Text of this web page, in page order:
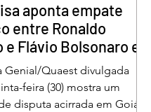
aponta empate
entre Ronaldo
e Flávio Bolsonaro em
Genial/Quaest divulgada
feira (30) mostra um
disputa acirrada em Goiás